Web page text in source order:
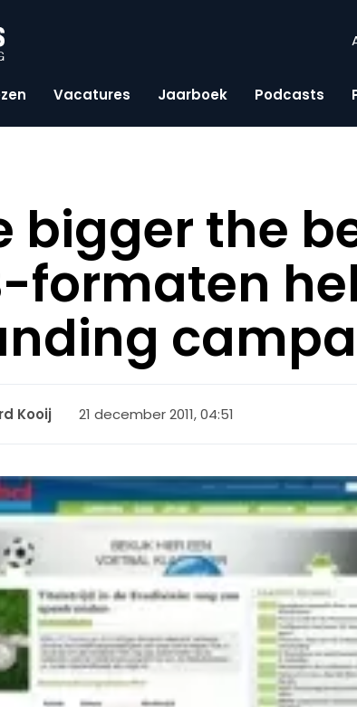
Vacatures Jaarboek Podcasts
bigger the
formaten
Kooij 21 december 2011, 04:51